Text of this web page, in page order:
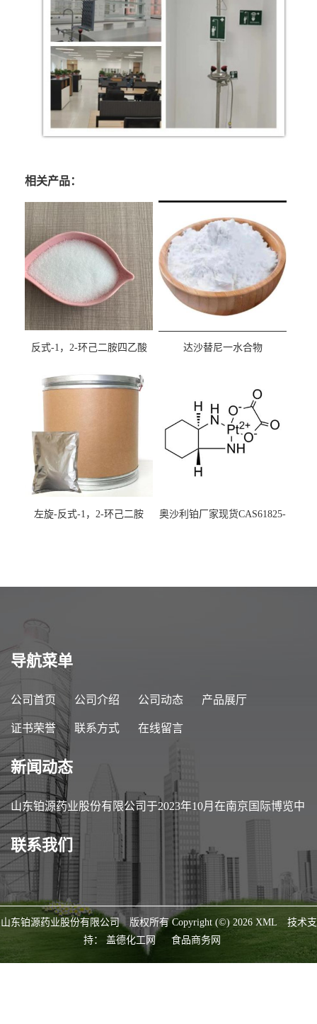
相关产品：
反式-1，2-环己二胺四乙酸
达沙替尼一水合物
左旋-反式-1，2-环己二胺
奥沙利铂厂家现货CAS61825-
导航菜单
公司首页 公司介绍 公司动态 产品展厅
证书荣誉 联系方式 在线留言
新闻动态
山东铂源药业股份有限公司于2023年10月在南京国际博览中
心参加第89届中国医药原料药/中间体/包装/设备交易会
（API China）
联系我们
山东铂源药业股份有限公司 版权所有 Copyright (©) 2026 XML
技术支
持： 盖德化工网 食品商务网